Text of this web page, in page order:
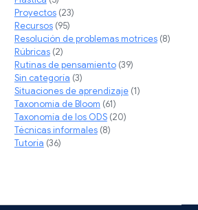
Proyectos(23)
Recursos(95)
Resolución de problemas motrices(8)
Rúbricas(2)
Rutinas de pensamiento(39)
Sin categoría (3)
Situaciones de aprendizaje(1)
Taxonomia de Bloom (61)
Taxonomía de los ODS(20)
Técnicas informales(8)
Tutoría (36)